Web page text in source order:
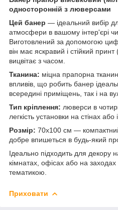
односторонній з люверсами
Цей банер — ідеальний вибір
атмосфери в вашому інтер'єрі чи
Виготовлений за допомогою
він має яскравий і стійкий
вицвітає з часом.
Тканина: міцна прапорна
впливів, що робить банер
всередині приміщень, так і на
Тип кріплення: люверси в
легкість установки на стінах
Розмір: 70х100 см —
добре впишеться в будь-який
Ідеально підходить для декору
кімнатах, офісах або на
тематикою.
Приховати